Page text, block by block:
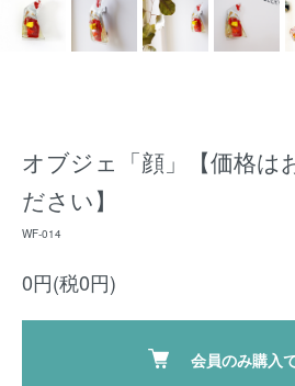
オブジェ「顔」【価格は
ださい】
WF-014
0円(税0円)
会員のみ購入